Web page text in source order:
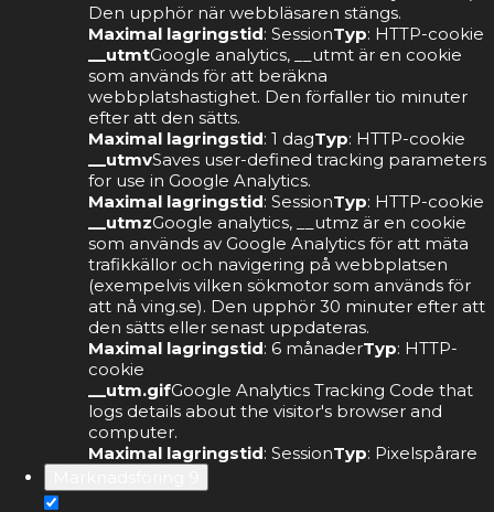
Den upphör när webbläsaren stängs.
Maximal lagringstid: SessionTyp: HTTP-cookie
__utmtGoogle analytics, __utmt är en cookie
som används för att beräkna
webbplatshastighet. Den förfaller tio minuter
efter att den sätts.
Maximal lagringstid: 1 dagTyp: HTTP-cookie
__utmvSaves user-defined tracking parameters
for use in Google Analytics.
Maximal lagringstid: SessionTyp: HTTP-cookie
__utmzGoogle analytics, __utmz är en cookie
som används av Google Analytics för att mäta
trafikkällor och navigering på webbplatsen
(exempelvis vilken sökmotor som används för
att nå ving.se). Den upphör 30 minuter efter att
den sätts eller senast uppdateras.
Maximal lagringstid: 6 månaderTyp: HTTP-
cookie
__utm.gifGoogle Analytics Tracking Code that
logs details about the visitor's browser and
computer.
Maximal lagringstid: SessionTyp: Pixelspårare